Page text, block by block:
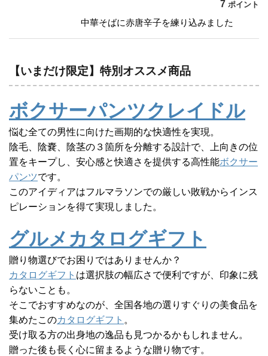
7 ポイント
中華そばに赤唐辛子を練り込みました
【いまだけ限定】特別オススメ商品
ボクサーパンツクレイドル
悩む全ての男性に向けた画期的な快適性を実現。
陰毛、陰嚢、陰茎の３箇所を分離する設計で、上向きの位
置をキープし、安心感と快適さを提供する高性能ボクサー
パンツです。
このアイディアはフルマラソンでの厳しい敗戦からインス
ピレーションを得て実現しました。
グルメカタログギフト
贈り物選びでお困りではありませんか？
カタログギフト は選択肢の幅広さで便利ですが、印象に残
らないことも。
そこでおすすめなのが、全国各地の選りすぐりの美食品を
集めたこのカタログギフト 。
受け取る方の出身地の逸品も見つかるかもしれません。
贈った後も長く心に留まるような贈り物です。